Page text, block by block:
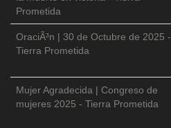
Prometida
OraciÃ³n | 30 de Octubre de 2025 -
Tierra Prometida
Mujer Agradecida | Congreso de
mujeres 2025 - Tierra Prometida